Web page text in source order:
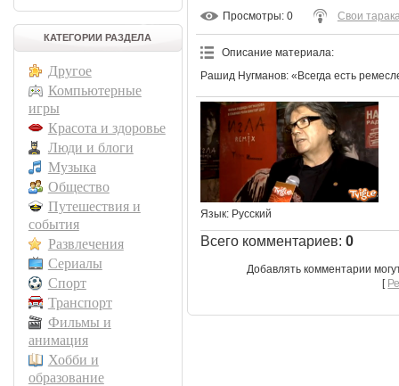
КАТЕГОРИИ РАЗДЕЛА
Другое
Компьютерные
игры
Красота и здоровье
Люди и блоги
Музыка
Общество
Путешествия и
события
Развлечения
Сериалы
Спорт
Транспорт
Фильмы и
анимация
Хобби и
образование
Просмотры: 0 Свои
Описание материала:
Рашид Нугманов: «Всегда есть
Язык: Русский
Всего комментариев: 0
Добавлять комментарии
[